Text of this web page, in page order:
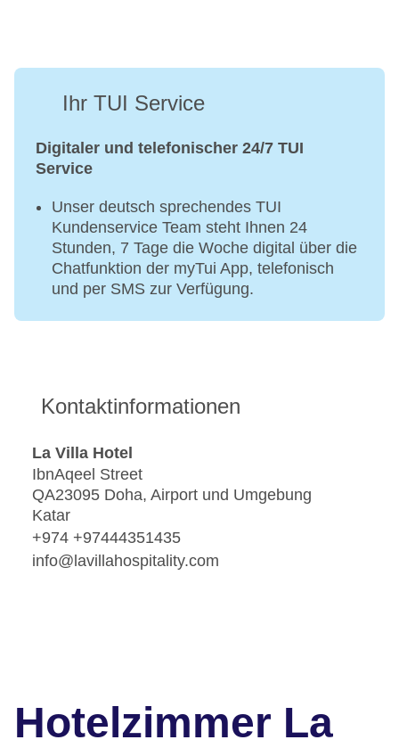
Ihr TUI Service
Digitaler und telefonischer 24/7 TUI
Service
Unser deutsch sprechendes TUI
Kundenservice Team steht Ihnen 24
Stunden, 7 Tage die Woche digital über die
Chatfunktion der myTui App, telefonisch
und per SMS zur Verfügung.
Kontaktinformationen
La Villa Hotel
IbnAqeel Street
QA23095 Doha, Airport und Umgebung
Katar
+974 +97444351435
info@lavillahospitality.com
Hotelzimmer La